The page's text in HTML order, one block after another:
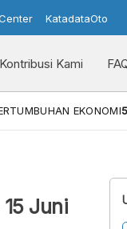
KatadataOto
Kontribusi Kami
EKONOMI
Juni